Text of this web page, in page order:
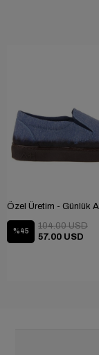
%45
57.00 USD
104.00 USD